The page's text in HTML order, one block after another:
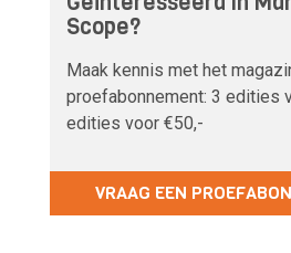
Scope?
Maak kennis met het
proefabonnement: 3 edities
edities voor €50,-
VRAAG EEN